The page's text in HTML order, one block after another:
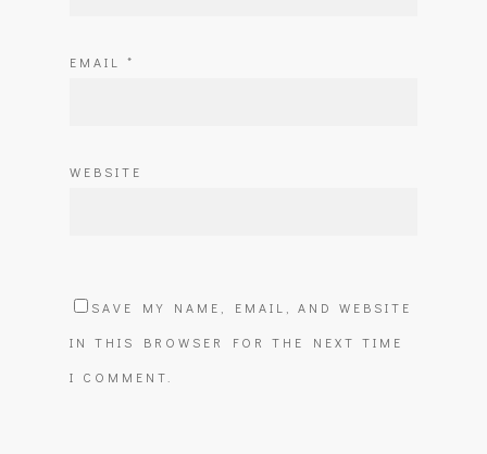
EMAIL *
WEBSITE
SAVE MY NAME, EMAIL, AND WEBSITE
IN THIS BROWSER FOR THE NEXT TIME
I COMMENT.